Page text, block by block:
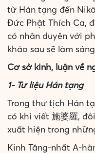
từ Hán tạng đến
Đức Phật Thích Ca,
có nhân duyên với
khảo sau sẽ làm
Cơ sở kinh, luận về
1- Tư liệu Hán tạng
Trong thư tịch Hán
có khi viết 施婆羅,
xuất hiện trong
Kinh Tăng-nhất A-